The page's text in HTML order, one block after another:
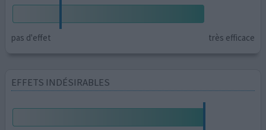
pas d'effet très efficace
EFFETS INDÉSIRABLES